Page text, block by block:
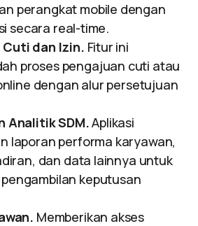
perangkat mobile dengan
secara real-time.
Cuti dan Izin. Fitur ini
proses pengajuan cuti atau
dengan alur persetujuan
Analitik SDM.Aplikasi
laporan performa karyawan,
dan data lainnya untuk
keputusan
Memberikan akses